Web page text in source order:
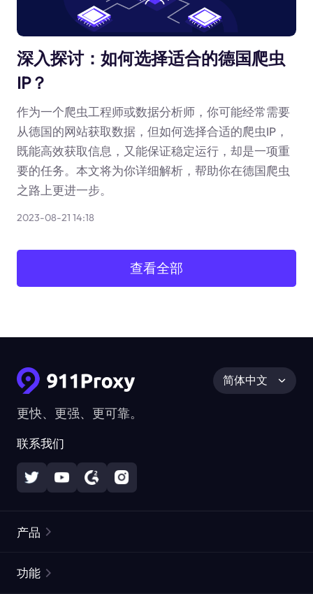
深入探讨：如何选择适合的德国爬虫
IP？
作为一个爬虫工程师或数据分析师，你可能经常需要
从德国的网站获取数据，但如何选择合适的爬虫IP，
既能高效获取信息，又能保证稳定运行，却是一项重
要的任务。本文将为你详细解析，帮助你在德国爬虫
之路上更进一步。
2023-08-21 14:18
查看全部
更快、更强、更可靠。
联系我们
简体中文
产品
功能